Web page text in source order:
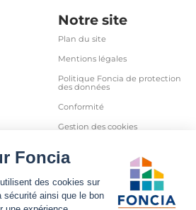
Notre site
Plan du site
Mentions légales
Politique Foncia de protection
des données
Conformité
Gestion des cookies
et autres traceurs
Sécurité informatique
Déclaration d'accessibilité